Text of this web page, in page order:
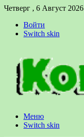
Четверг , 6 Август 2026
Войти
Switch skin
Меню
Switch skin